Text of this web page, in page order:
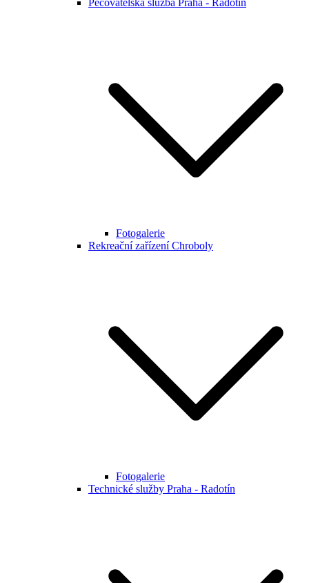
Pečovatelská služba Praha - Radotín
Fotogalerie
Rekreační zařízení Chroboly
Fotogalerie
Technické služby Praha - Radotín